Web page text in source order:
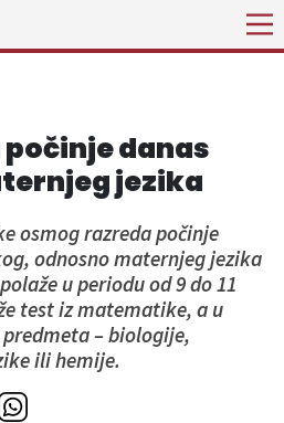
danas
jezika
osmog razreda počinje
odnosno maternjeg jezika
u periodu od 9 do 11
test iz matematike, a u
– biologije,
ili hemije.